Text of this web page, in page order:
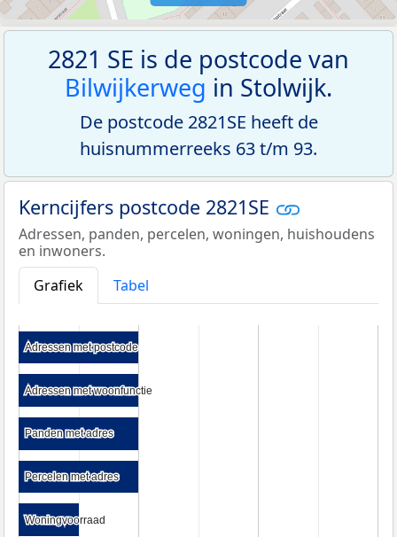
2821 SE is de postcode van
Bilwijkerweg in Stolwijk.
De postcode 2821SE heeft de
huisnummerreeks 63 t/m 93.
Kerncijfers postcode 2821SE
Adressen, panden, percelen, woningen, huishoudens
en inwoners.
Grafiek
Tabel
Adressen met postcode
Adressen met postcode
Adressen met woonfunctie
Adressen met woonfunctie
Panden met adres
Panden met adres
Percelen met adres
Percelen met adres
Woningvoorraad
Woningvoorraad